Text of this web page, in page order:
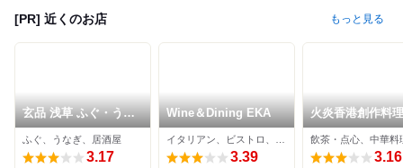
[PR] 近くのお店 もっと見る
玄品 浅草 ふぐ・うな
ぎ・かに料理
ふぐ、うなぎ、居酒屋
3.17
Wine＆Dining EKA
3.39
火炎香港創作料理
飲茶・点心、中華料
3.16